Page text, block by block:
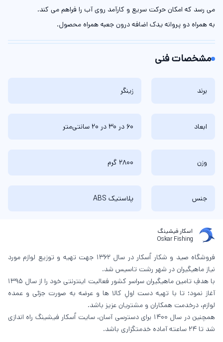
می رسد که امکان حرکت سریع و کارآمد روی آب را فراهم می کند.
به همراه دو پروانه یدک اضافه درون جعبه همراه محصول.
مشخصات فنی
برند زینگر
ابعاد 60 در 30 در 20 سانتی‌متر
وزن 2800 گرم
جنس پلاستیک ABS
اسکار فیشینگ
Oskar Fishing
فروشگاه صید و شکار اُسکار در سال 1362 جهت تهیه و توزیع لوازم مورد
نیاز ماهیگیران در شهر رشت تاسیس شد.
با هدفِ تامین ماهیگیران سراسر کشور فعالیت اینترنتی خود را از سال 1395
آغاز نمود؛ تا با تهیه دست اولِ کالا ها و عرضه به صورت جزئی و عمده
لوازم، درخدمت همکاران و مشتریان عزیز باشد.
همچنین در سال 1400 برای دسترسی آسان، سایت اُسکار فیشینگ راه اندازی
شد تا 24 ساعته آماده خدمتگزاری باشد.